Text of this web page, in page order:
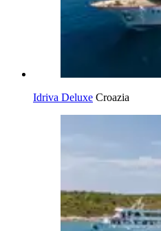
Idriva Deluxe Croazia